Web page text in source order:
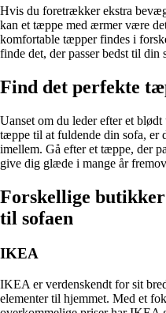
Hvis du foretrækker ekstra
kan et tæppe med ærmer være
komfortable tæpper findes i
finde det, der passer bedst til din
Find det perfekte
Uanset om du leder efter et
tæppe til at fuldende din sofa, er
imellem. Gå efter et tæppe, der
give dig glæde i mange år
Forskellige
til sofaen
IKEA
IKEA er verdenskendt for sit
elementer til hjemmet. Med et